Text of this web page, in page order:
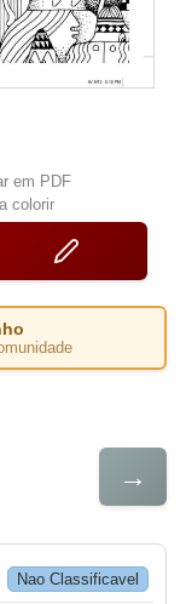
em PDF
colorir
→
Nao Classificavel